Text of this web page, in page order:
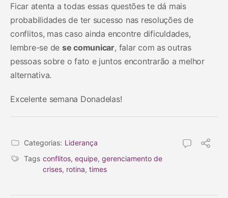
Ficar atenta a todas essas questões te dá mais
probabilidades de ter sucesso nas resoluções de
conflitos, mas caso ainda encontre dificuldades,
lembre-se de se comunicar, falar com as outras
pessoas sobre o fato e juntos encontrarão a melhor
alternativa.
Excelente semana Donadelas!
Categorias: Liderança
Tags conflitos, equipe, gerenciamento de
crises, rotina, times